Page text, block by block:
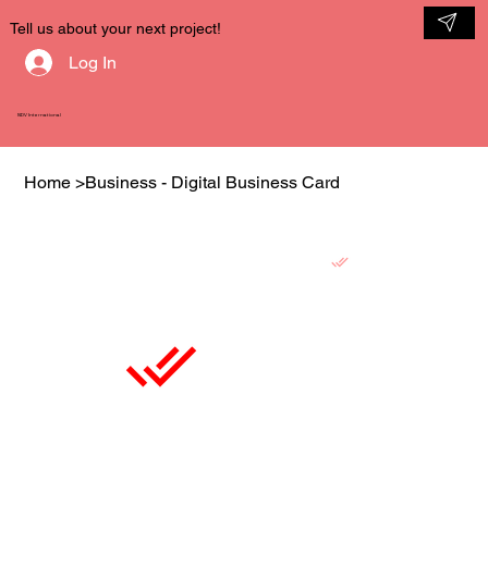
NDV International
Log In
Tell us about your next project!
Home >Business - Digital Business Card